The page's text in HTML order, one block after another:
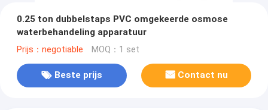
0.25 ton dubbelstaps PVC omgekeerde osmose
waterbehandeling apparatuur
Prijs：negotiable MOQ：1 set
Beste prijs Contact nu